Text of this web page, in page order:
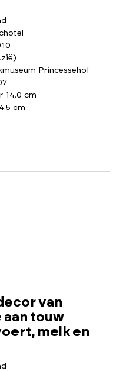
Princessehof
14.0 cm
cm
van
touw
melk en